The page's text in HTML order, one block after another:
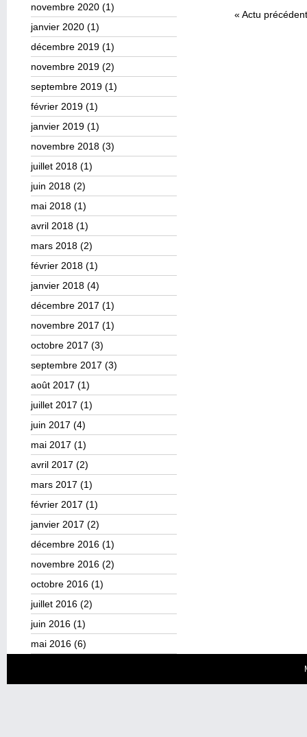
novembre 2020 (1)
janvier 2020 (1)
décembre 2019 (1)
novembre 2019 (2)
septembre 2019 (1)
février 2019 (1)
janvier 2019 (1)
novembre 2018 (3)
juillet 2018 (1)
juin 2018 (2)
mai 2018 (1)
avril 2018 (1)
mars 2018 (2)
février 2018 (1)
janvier 2018 (4)
décembre 2017 (1)
novembre 2017 (1)
octobre 2017 (3)
septembre 2017 (3)
août 2017 (1)
juillet 2017 (1)
juin 2017 (4)
mai 2017 (1)
avril 2017 (2)
mars 2017 (1)
février 2017 (1)
janvier 2017 (2)
décembre 2016 (1)
novembre 2016 (2)
octobre 2016 (1)
juillet 2016 (2)
juin 2016 (1)
mai 2016 (6)
« Actu